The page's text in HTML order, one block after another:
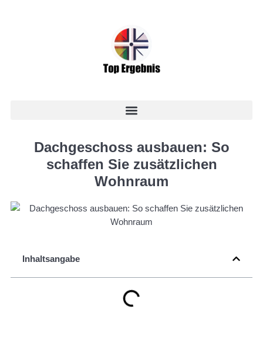
Dachgeschoss ausbauen: So
schaffen Sie zusätzlichen
Wohnraum
Inhaltsangabe